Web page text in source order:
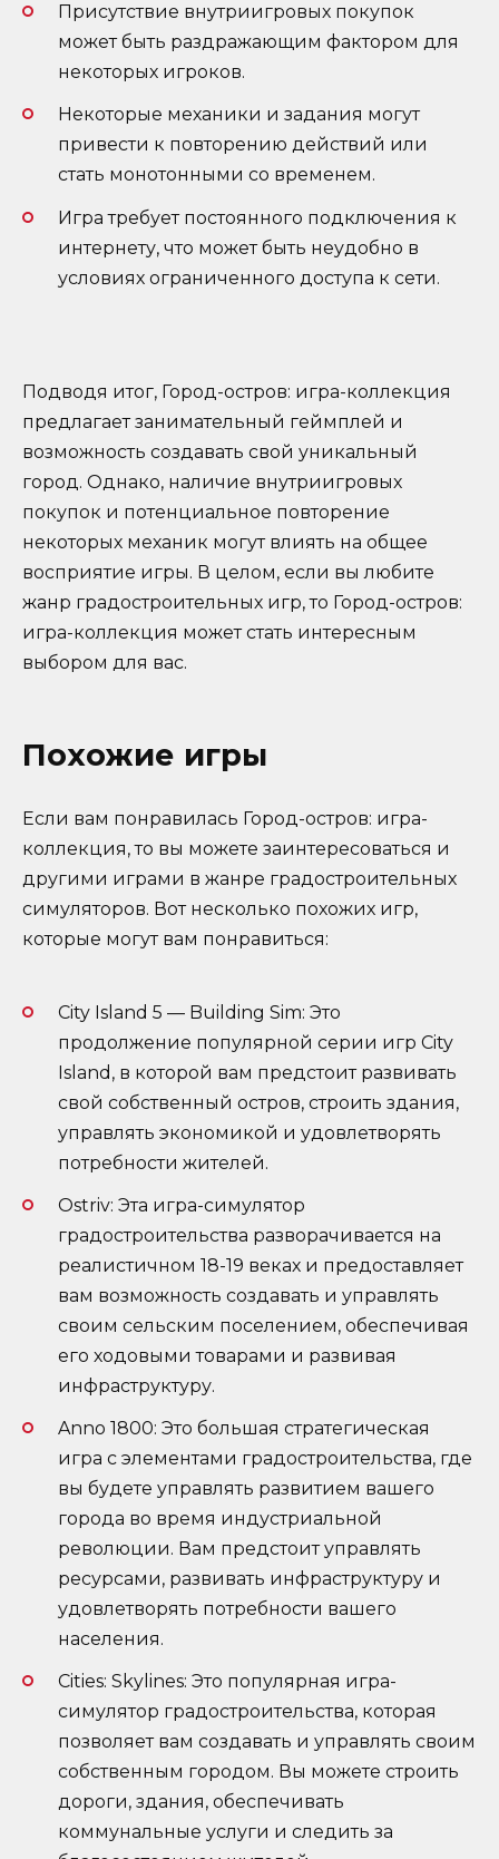
Присутствие внутриигровых покупок
может быть раздражающим фактором для
некоторых игроков.
Некоторые механики и задания могут
привести к повторению действий или
стать монотонными со временем.
Игра требует постоянного подключения к
интернету, что может быть неудобно в
условиях ограниченного доступа к сети.
Подводя итог, Город-остров: игра-коллекция
предлагает занимательный геймплей и
возможность создавать свой уникальный
город. Однако, наличие внутриигровых
покупок и потенциальное повторение
некоторых механик могут влиять на общее
восприятие игры. В целом, если вы любите
жанр градостроительных игр, то Город-остров:
игра-коллекция может стать интересным
выбором для вас.
Похожие игры
Если вам понравилась Город-остров: игра-
коллекция, то вы можете заинтересоваться и
другими играми в жанре градостроительных
симуляторов. Вот несколько похожих игр,
которые могут вам понравиться:
City Island 5 — Building Sim: Это
продолжение популярной серии игр City
Island, в которой вам предстоит развивать
свой собственный остров, строить здания,
управлять экономикой и удовлетворять
потребности жителей.
Ostriv: Эта игра-симулятор
градостроительства разворачивается на
реалистичном 18-19 веках и предоставляет
вам возможность создавать и управлять
своим сельским поселением, обеспечивая
его ходовыми товарами и развивая
инфраструктуру.
Anno 1800: Это большая стратегическая
игра с элементами градостроительства, где
вы будете управлять развитием вашего
города во время индустриальной
революции. Вам предстоит управлять
ресурсами, развивать инфраструктуру и
удовлетворять потребности вашего
населения.
Cities: Skylines: Это популярная игра-
симулятор градостроительства, которая
позволяет вам создавать и управлять своим
собственным городом. Вы можете строить
дороги, здания, обеспечивать
коммунальные услуги и следить за